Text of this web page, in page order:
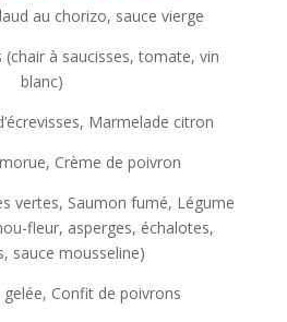
au chorizo, sauce vierge
(chair à saucisses, tomate, vin
blanc)
Marmelade citron
Crème de poivron
vertes, Saumon fumé, Légume
fleur, asperges, échalotes,
sauce mousseline)
Confit de poivrons